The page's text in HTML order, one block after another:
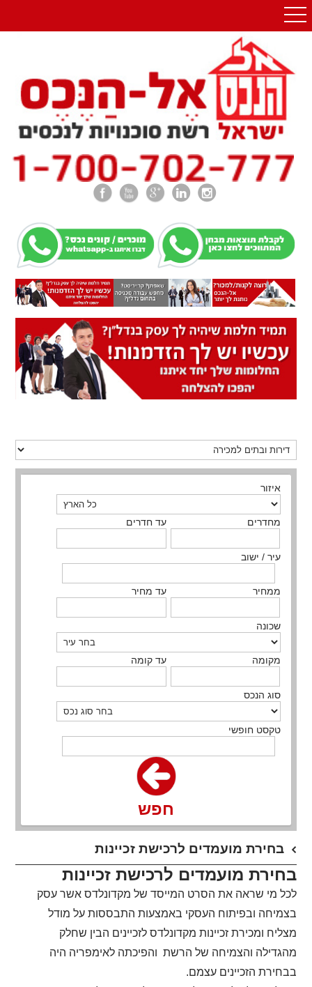
איזור
מחדרים עד חדרים
עיר / ישוב
ממחיר עד מחיר
שכונה
מקומה עד קומה
סוג הנכס
טקסט חופשי
חפש
בחירת מועמדים לרכישת זכיינות
בחירת מועמדים לרכישת זכיינות
לכל מי שראה את הסרט המייסד של מקדונלדס אשר עסק
בצמיחה ובפיתוח העסקי באמצעות התבססות על מודל
מצליח ומכירת זכיינות מקדונלדס לזכיינים הבין שחלק
מהגדילה והצמיחה של הרשת והפיכתה לאימפריה היה
בבחירת הזכיינים עצמם.